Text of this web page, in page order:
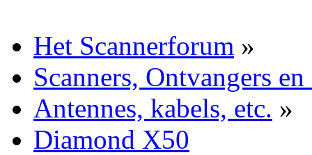
Het Scannerforum »
Scanners, Ontvangers
Antennes, kabels, etc. »
Diamond X50